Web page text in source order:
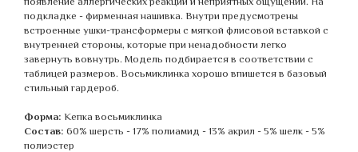
подкладке - фирменная нашивка. Внутри предусмотрены
встроенные ушки-трансформеры с мягкой флисовой вставкой с
внутренней стороны, которые при ненадобности легко
завернуть вовнутрь. Модель подбирается в соответствии с
таблицей размеров. Восьмиклинка хорошо впишется в базовый
стильный гардероб.
Форма: Кепка восьмиклинка
Состав: 60% шерсть - 17% полиамид - 13% акрил - 5% шелк - 5%
полиэстер